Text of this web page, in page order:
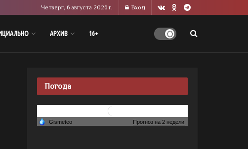
Четверг, 6 августа 2026 г. Вход
АРХИВ 16+
Погода